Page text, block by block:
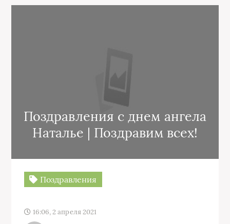
Поздравления с днем ангела
Наталье | Поздравим всех!
Поздравления
16:06, 2 апреля 2021